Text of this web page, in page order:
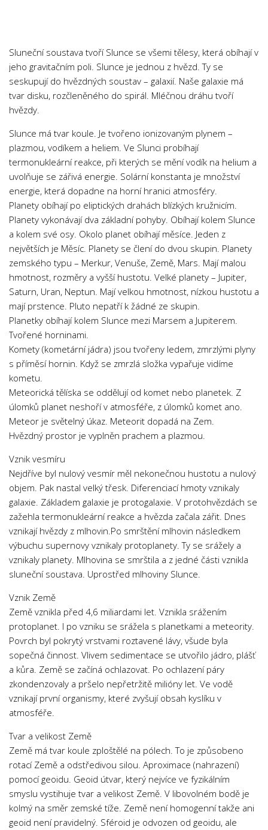
Ekologie
Ekonomie
Fyzika
Jazyky
Management
Marketing
Němčina
Občanská nauka
Pedagogika
Právo
Psychologie a Sociologie
Společenské vědy
Technika
Účetnictví
Zdravotnictví
Zeměpis
Novinky
Sluneční soustava tvoří Slunce se všemi tělesy, která obíhají v
jeho gravitačním poli. Slunce je jednou z hvězd. Ty se
seskupují do hvězdných soustav – galaxií. Naše galaxie má
tvar disku, rozčleněného do spirál. Mléčnou dráhu tvoří
hvězdy.
Slunce má tvar koule. Je tvořeno ionizovaným plynem –
plazmou, vodíkem a heliem. Ve Slunci probíhají
termonukleární reakce, při kterých se mění vodík na helium a
uvolňuje se zářivá energie. Solární konstanta je množství
energie, která dopadne na horní hranici atmosféry.
Planety obíhají po eliptických drahách blízkých kružnicím.
Planety vykonávají dva základní pohyby. Obíhají kolem Slunce
a kolem své osy. Okolo planet obíhají měsíce. Jeden z
největších je Měsíc. Planety se člení do dvou skupin. Planety
zemského typu – Merkur, Venuše, Země, Mars. Mají malou
hmotnost, rozměry a vyšší hustotu. Velké planety – Jupiter,
Saturn, Uran, Neptun. Mají velkou hmotnost, nízkou hustotu a
mají prstence. Pluto nepatří k žádné ze skupin.
Planetky obíhají kolem Slunce mezi Marsem a Jupiterem.
Tvořené horninami.
Komety (kometární jádra) jsou tvořeny ledem, zmrzlými plyny
s příměsí hornin. Když se zmrzlá složka vypařuje vidíme
kometu.
Meteorická tělíska se oddělují od komet nebo planetek. Z
úlomků planet neshoří v atmosféře, z úlomků komet ano.
Meteor je světelný úkaz. Meteorit dopadá na Zem.
Hvězdný prostor je vyplněn prachem a plazmou.
Vznik vesmíru
Nejdříve byl nulový vesmír měl nekonečnou hustotu a nulový
objem. Pak nastal velký třesk. Diferenciací hmoty vznikaly
galaxie. Základem galaxie je protogalaxie. V protohvězdách se
zažehla termonukleární reakce a hvězda začala zářit. Dnes
vznikají hvězdy z mlhovin.Po smrštění mlhovin následkem
výbuchu supernovy vznikaly protoplanety. Ty se srážely a
vznikaly planety. Mlhovina se smrštila a z jedné části vznikla
sluneční soustava. Uprostřed mlhoviny Slunce.
Vznik Země
Země vznikla před 4,6 miliardami let. Vznikla srážením
protoplanet. I po vzniku se srážela s planetkami a meteority.
Povrch byl pokrytý vrstvami roztavené lávy, všude byla
sopečná činnost. Vlivem sedimentace se utvořilo jádro, plášť
a kůra. Země se začíná ochlazovat. Po ochlazení páry
zkondenzovaly a pršelo nepřetržitě milióny let. Ve vodě
vznikají první organismy, které zvyšují obsah kyslíku v
atmosféře.
Tvar a velikost Země
Země má tvar koule zploštělé na pólech. To je způsobeno
rotací Země a odstředivou silou. Aproximace (nahrazení)
pomocí geoidu. Geoid útvar, který nejvíce ve fyzikálním
smyslu vystihuje tvar a velikost Země. V libovolném bodě je
kolmý na směr zemské tíže. Země není homogenní takže ani
geoid není pravidelný. Sféroid je odvozen od geoidu, ale